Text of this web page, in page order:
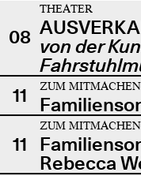
08
THEATER
von der
11
ZUM MITMACHEN
11
ZUM MITMACHEN
Rebecca